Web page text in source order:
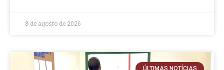
8 de agosto de 2026